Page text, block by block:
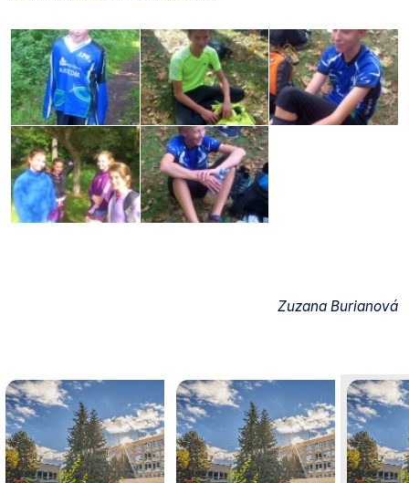
Zuzana Burianová